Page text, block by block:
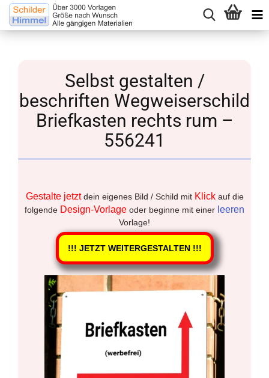
Selbst gestalten /
beschriften Wegweiserschild
Briefkasten rechts rum –
556241
Gestalte jetztdein eigenes Bild / Schild mit Klickauf die
folgende Design-Vorlage oder beginne mit einer leeren
Vorlage!
!!! JETZT WEITERGESTALTEN !!!